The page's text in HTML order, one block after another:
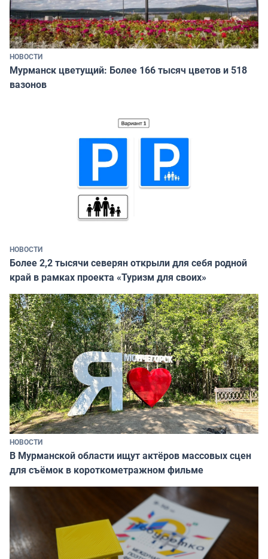
НОВОСТИ
Мурманск цветущий: Более 166 тысяч цветов и 518
вазонов
НОВОСТИ
Более 2,2 тысячи северян открыли для себя родной
край в рамках проекта «Туризм для своих»
НОВОСТИ
В Мурманской области ищут актёров массовых сцен
для съёмок в короткометражном фильме